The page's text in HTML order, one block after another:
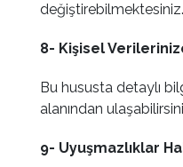
değiştirebilmektesiniz.
8- Kişisel
Bu hususta detaylı
alanından
9- Uyuşmazlıklar